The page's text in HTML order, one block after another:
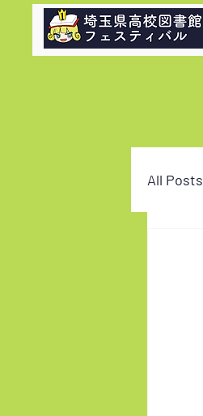
All Posts